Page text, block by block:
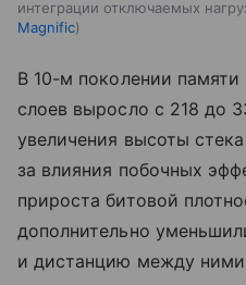
интеграции отключаемых
Magnific
В 10-м поколении памяти
слоев выросло с 218 до
увеличения высоты
за влияния побочных
прироста битовой
дополнительно
и дистанцию между